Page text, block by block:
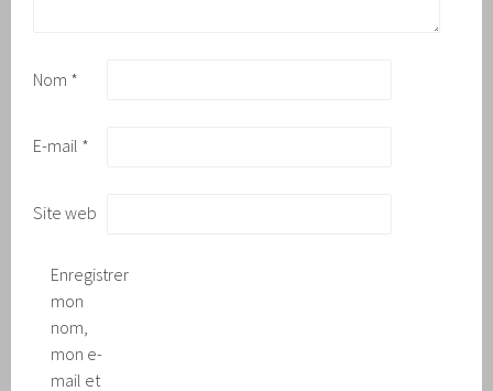
Nom *
E-mail *
Site web
Enregistrer
mon
nom,
mon e-
mail et